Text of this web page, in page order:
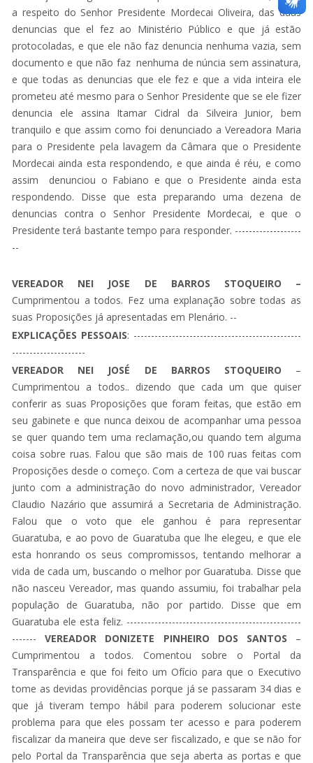
a respeito do Senhor Presidente Mordecai Oliveira, das duas
denuncias que el fez ao Ministério Público e que já estão
protocoladas, e que ele não faz denuncia nenhuma vazia, sem
documento e que não faz nenhuma de núncia sem assinatura,
e que todas as denuncias que ele fez e que a vida inteira ele
prometeu até mesmo para o Senhor Presidente que se ele fizer
denuncia ele assina Itamar Cidral da Silveira Junior, bem
tranquilo e que assim como foi denunciado a Vereadora Maria
para o Presidente pela lavagem da Câmara que o Presidente
Mordecai ainda esta respondendo, e que ainda é réu, e como
assim denunciou o Fabiano e que o Presidente ainda esta
respondendo. Disse que esta preparando uma dezena de
denuncias contra o Senhor Presidente Mordecai, e que o
Presidente terá bastante tempo para responder. -------------------
--
VEREADOR NEI JOSE DE BARROS STOQUEIRO –
Cumprimentou a todos. Fez uma explanação sobre todas as
suas Proposições já apresentadas em Plenário. --
EXPLICAÇÕES PESSOAIS: ------------------------------------------------
---------------------
VEREADOR NEI JOSÉ DE BARROS STOQUEIRO –
Cumprimentou a todos.. dizendo que cada um que quiser
conferir as suas Proposições que foram feitas, que estão em
seu gabinete e que nunca deixou de acompanhar uma pessoa
se quer quando tem uma reclamação,ou quando tem alguma
coisa sobre ruas. Falou que são mais de 100 ruas feitas com
Proposições desde o começo. Com a certeza de que vai buscar
junto com a administração do novo administrador, Vereador
Claudio Nazário que assumirá a Secretaria de Administração.
Falou que o voto que ele ganhou é para representar
Guaratuba, e ao povo de Guaratuba que lhe elegeu, e que ele
esta honrando os seus compromissos, tentando melhorar a
vida de cada um, buscando o melhor por Guaratuba. Disse que
não nasceu Vereador, mas quando assumiu, foi trabalhar pela
população de Guaratuba, não por partido. Disse que em
Guaratuba ele esta feliz. --------------------------------------------------
-------VEREADOR DONIZETE PINHEIRO DOS SANTOS –
Cumprimentou a todos. Comentou sobre o Portal da
Transparência e que foi feito um Ofício para que o Executivo
tome as devidas providências porque já se passaram 34 dias e
que já tiveram tempo hábil para poderem solucionar este
problema para que eles possam ter acesso e para poderem
fiscalizar da maneira que deve ser fiscalizado, e que se não for
pelo Portal da Transparência que seja aberta as portas e que